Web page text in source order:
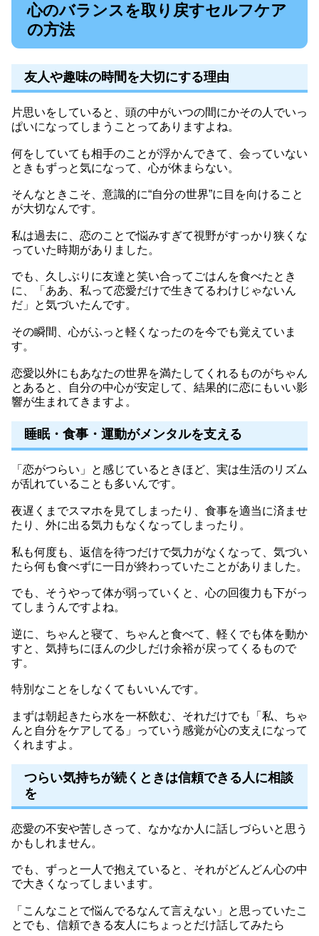
心のバランスを取り戻すセルフケア
の方法
友人や趣味の時間を大切にする理由
片思いをしていると、頭の中がいつの間にかその人でいっ
ぱいになってしまうことってありますよね。
何をしていても相手のことが浮かんできて、会っていない
ときもずっと気になって、心が休まらない。
そんなときこそ、意識的に“自分の世界”に目を向けること
が大切なんです。
私は過去に、恋のことで悩みすぎて視野がすっかり狭くな
っていた時期がありました。
でも、久しぶりに友達と笑い合ってごはんを食べたとき
に、「ああ、私って恋愛だけで生きてるわけじゃないん
だ」と気づいたんです。
その瞬間、心がふっと軽くなったのを今でも覚えていま
す。
恋愛以外にもあなたの世界を満たしてくれるものがちゃん
とあると、自分の中心が安定して、結果的に恋にもいい影
響が生まれてきますよ。
睡眠・食事・運動がメンタルを支える
「恋がつらい」と感じているときほど、実は生活のリズム
が乱れていることも多いんです。
夜遅くまでスマホを見てしまったり、食事を適当に済ませ
たり、外に出る気力もなくなってしまったり。
私も何度も、返信を待つだけで気力がなくなって、気づい
たら何も食べずに一日が終わっていたことがありました。
でも、そうやって体が弱っていくと、心の回復力も下がっ
てしまうんですよね。
逆に、ちゃんと寝て、ちゃんと食べて、軽くでも体を動か
すと、気持ちにほんの少しだけ余裕が戻ってくるもので
す。
特別なことをしなくてもいいんです。
まずは朝起きたら水を一杯飲む、それだけでも「私、ちゃ
んと自分をケアしてる」っていう感覚が心の支えになって
くれますよ。
つらい気持ちが続くときは信頼できる人に相談
を
恋愛の不安や苦しさって、なかなか人に話しづらいと思う
かもしれません。
でも、ずっと一人で抱えていると、それがどんどん心の中
で大きくなってしまいます。
「こんなことで悩んでるなんて言えない」と思っていたこ
とでも、信頼できる友人にちょっとだけ話してみたら